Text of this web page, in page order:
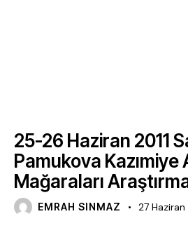
25-26 Haziran 2011
Pamukova Kazımiye
Mağaraları
EMRAH SINMAZ 27 Haziran